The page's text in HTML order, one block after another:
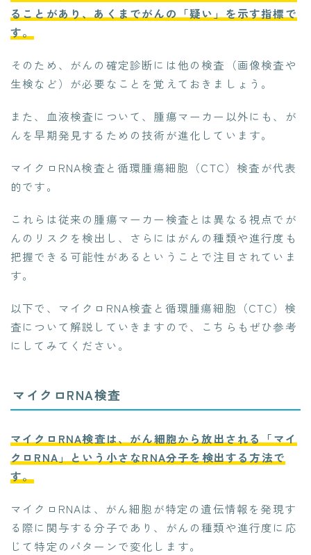
ることがあり、あくまでがんの「疑い」を示す指標で
す。
そのため、がんの確定診断には他の検査（画像検査や
生検など）が必要なことを覚えておきましょう。
また、血液検査について、腫瘍マーカー以外にも、が
んを早期発見するための技術が進化しています。
マイクロRNA検査と循環腫瘍細胞（CTC）検査が代表
的です。
これらは従来の腫瘍マーカー検査とは異なる視点でが
んのリスクを検出し、さらにはがんの種類や進行度も
把握できる可能性があるということで注目されていま
す。
以下で、マイクロRNA検査と循環腫瘍細胞（CTC）検
査について解説していきますので、こちらもぜひ参考
にしてみてください。
マイクロRNA検査
マイクロRNA検査は、がん細胞から放出される「マイ
クロRNA」という小さなRNA分子を検出する方法で
す。
マイクロRNAは、がん細胞が特定の遺伝情報を発現す
る際に関与する分子であり、がんの種類や進行度に応
じて特定のパターンで変化します。